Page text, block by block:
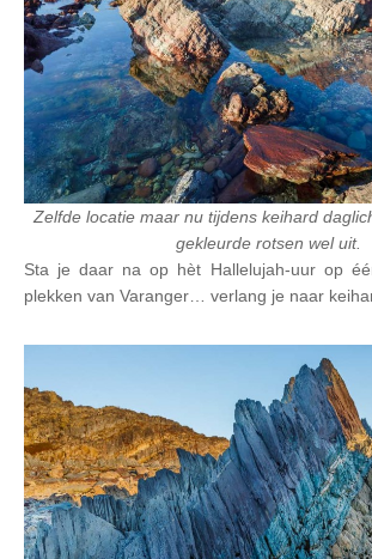
Zelfde locatie maar nu tijdens keihard
gekleurde rotsen wel uit.
Sta je daar na op hèt Hallelujah-uur op
plekken van Varanger… verlang je naar